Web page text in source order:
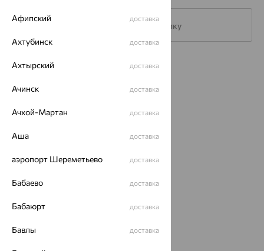
Подписаться на рассылку
Каталог
Акции
Магазины
Покупателям
ул. Зегеля, 27/2
8 (800) 250-02-30
Афипский доставка
Ахтубинск доставка
Ахтырский доставка
Ачинск доставка
Ачхой-Мартан доставка
Аша доставка
аэропорт Шереметьево доставка
Бабаево доставка
Бабаюрт доставка
Бавлы доставка